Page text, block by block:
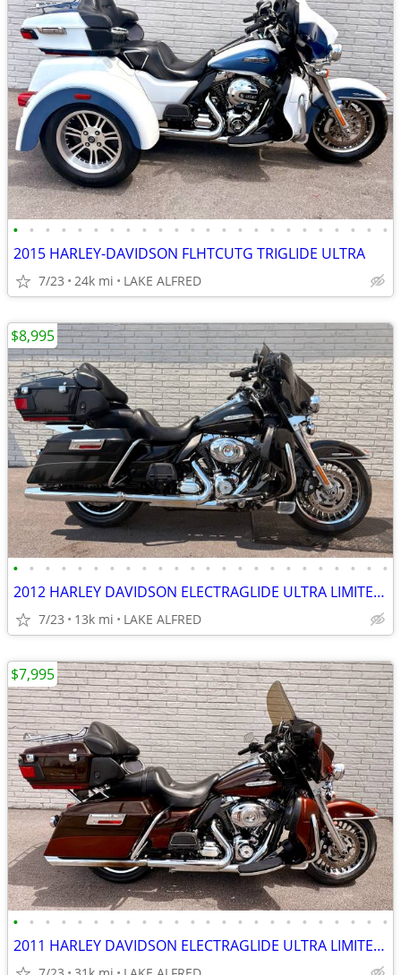
• • • • • • • • • • • • • • • • • • • • • • • •
2015 HARLEY-DAVIDSON FLHTCUTG TRIGLIDE ULTRA
7/23 24k mi LAKE ALFRED
• • • • • • • • • • • • • • • • • • • • • • • •
2012 HARLEY DAVIDSON ELECTRAGLIDE ULTRA LIMITED FLHTK
7/23 13k mi LAKE ALFRED
$8,995
• • • • • • • • • • • • • • • • • • • • • • • •
2011 HARLEY DAVIDSON ELECTRAGLIDE ULTRA LIMITED FLHTK
$7,995